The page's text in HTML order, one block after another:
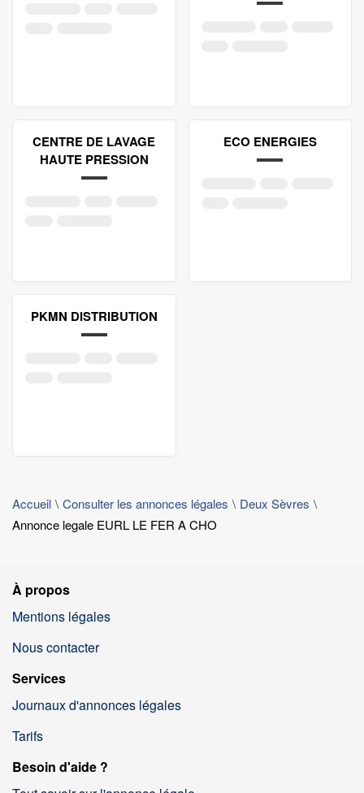
CENTRE DE LAVAGE
HAUTE PRESSION
ECO ENERGIES
PKMN DISTRIBUTION
Accueil Consulter les annonces légales
Deux Sèvres
Annonce legale EURL LE FER A CHO
À propos
Mentions légales
Nous contacter
Services
Journaux d'annonces légales
Tarifs
Besoin d'aide ?